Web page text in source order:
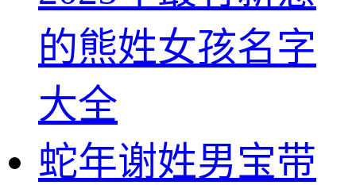
的熊姓女孩名字
大全
蛇年谢姓男宝带